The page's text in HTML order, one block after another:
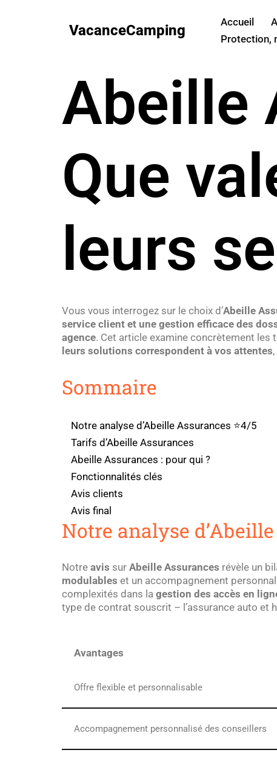
VacanceCamping Accueil
Protection,
Abeille
Que
leurs
Vous vous interrogez sur le choix d’Abeille
service client et une gestion efficace des
agence. Cet article examine concrètement les
leurs solutions correspondent à vos attentes
Sommaire
Notre analyse d’Abeille Assurances ⭐4/5
Tarifs d’Abeille Assurances
Abeille Assurances : pour qui ?
Fonctionnalités clés
Avis clients
Avis final
Notre analyse
Notre avis sur Abeille Assurances révèle un
modulables et un accompagnement
complexités dans la gestion des accès en
type de contrat souscrit – l’assurance auto
Avantages
Offre flexible et personnalisable
Accompagnement personnalisé des conseillers